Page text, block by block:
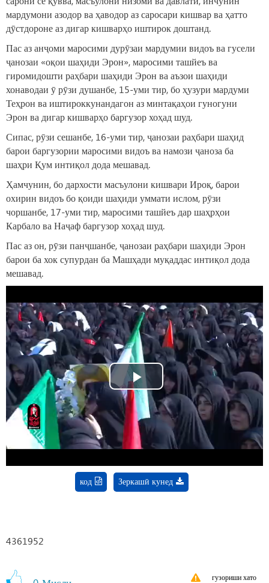
мардумони азодор ва ҳаводор аз саросари кишвар ва ҳатто
дӯстдороне аз дигар кишварҳо иштирок доштанд.
Пас аз анҷоми маросими дурӯзаи мардумии видоъ ва гусели
ҷанозаи «оқои шаҳиди Эрон», маросими ташйеъ ва
гиромидошти раҳбари шаҳиди Эрон ва аъзои шаҳиди
хонаводаи ӯ рӯзи душанбе, 15-уми тир, бо ҳузури мардуми
Теҳрон ва иштироккунандагон аз минтақаҳои гуногуни
Эрон ва дигар кишварҳо баргузор хоҳад шуд.
Сипас, рӯзи сешанбе, 16-уми тир, ҷанозаи раҳбари шаҳид
барои баргузории маросими видоъ ва намози ҷаноза ба
шаҳри Қум интиқол дода мешавад.
Ҳамчунин, бо дархости масъулони кишвари Ироқ, барои
охирин видоъ бо қоиди шаҳиди уммати ислом, рӯзи
чоршанбе, 17-уми тир, маросими ташйеъ дар шаҳрҳои
Карбало ва Наҷаф баргузор хоҳад шуд.
Пас аз он, рӯзи панҷшанбе, ҷанозаи раҳбари шаҳиди Эрон
барои ба хок супурдан ба Машҳади муқаддас интиқол дода
мешавад.
Play
Video
код Зеркашӣ кунед
4361952
гузориши хато